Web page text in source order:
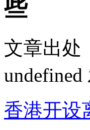
些
文章出处
undefined
香港开设